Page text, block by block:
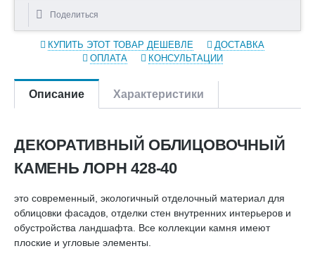
Поделиться
КУПИТЬ ЭТОТ ТОВАР ДЕШЕВЛЕ
ДОСТАВКА
ОПЛАТА
КОНСУЛЬТАЦИИ
Описание Характеристики
ДЕКОРАТИВНЫЙ ОБЛИЦОВОЧНЫЙ
КАМЕНЬ ЛОРН 428-40
это современный, экологичный отделочный материал для
облицовки фасадов, отделки стен внутренних интерьеров и
обустройства ландшафта. Все коллекции камня имеют
плоские и угловые элементы.